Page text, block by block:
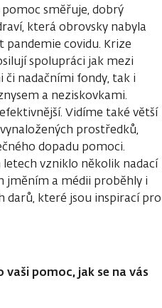
směřuje, dobrý
která obrovsky nabyla
covidu. Krize
spolupráci jak mezi
či nadačními fondy, tak i
a neziskovkami.
Vidíme také větší
prostředků,
dopadu pomoci.
vzniklo několik nadací
jměním a médii proběhly i
darů, které jsou inspirací pro
vaši pomoc, jak se na vás